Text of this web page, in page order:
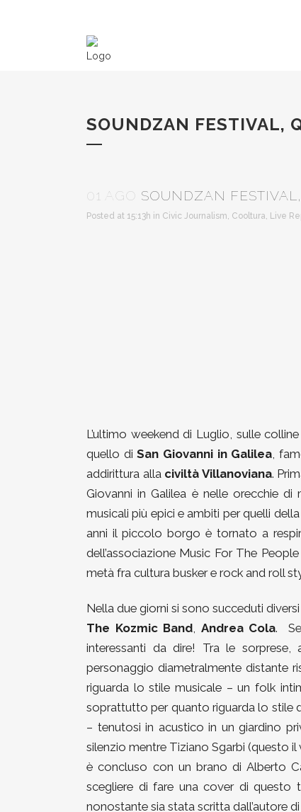
SOUNDZAN FESTIVAL,
01 AGO SOUNDZAN
Posted at 15:13h in Civic Journalism, Cooltura, Live
L’ultimo weekend di Luglio, sulle colline
quello diSan Giovanni in Galilea,
addirittura alla civiltà Villanoviana.
Giovanni in Galilea è nelle orecchie
musicali più epici e ambiti per quelli
anni il piccolo borgo è tornato a
dell’associazione Music For The
metà fra cultura busker e rock and roll
Nella due giorni si sono succeduti
The Kozmic Band, Andrea Cola.
interessanti da dire! Tra le sorprese,
personaggio diametralmente distante
riguarda lo stile musicale – un folk
soprattutto per quanto riguarda lo stile
– tenutosi in acustico in un giardino
silenzio mentre Tiziano Sgarbi (questo
è concluso con un brano di Alberto
scegliere di fare una cover di questo
nonostante sia stata scritta dall’autore